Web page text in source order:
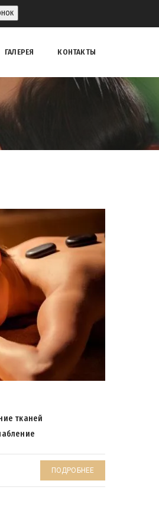
ГАЛЕРЕЯ КОНТАКТЫ
тканей
ПОДРОБНЕЕ